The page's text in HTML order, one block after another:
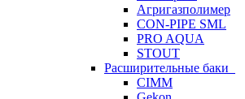
Агригазполимер
CON-PIPE SML
PRO AQUA
STOUT
Расширительные баки
CIMM